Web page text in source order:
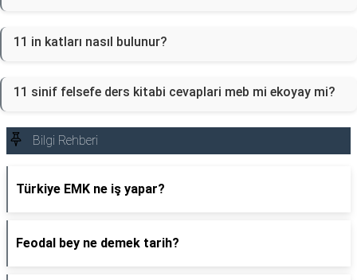
11 in katları nasıl bulunur?
11 sinif felsefe ders kitabi cevaplari meb mi ekoyay mi?
Bilgi Rehberi
Türkiye EMK ne iş yapar?
Feodal bey ne demek tarih?